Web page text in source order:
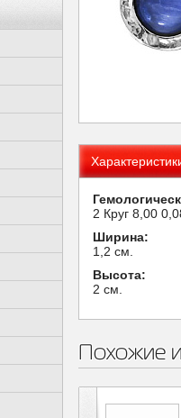
2 Круг 8,00
Ширина:
1,2 см.
Высота:
2 см.
Похожие